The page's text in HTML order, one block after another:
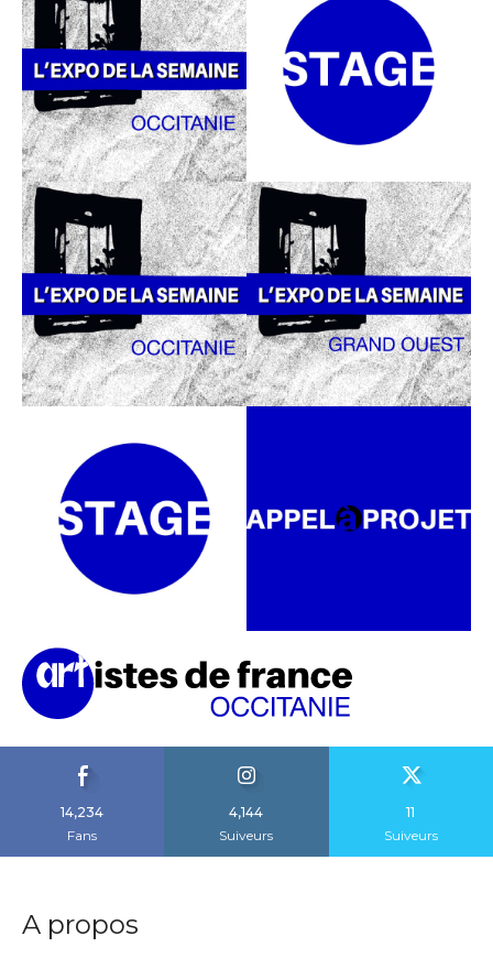
14,234
Fans
4,144
Suiveurs
11
Suiveurs
A propos